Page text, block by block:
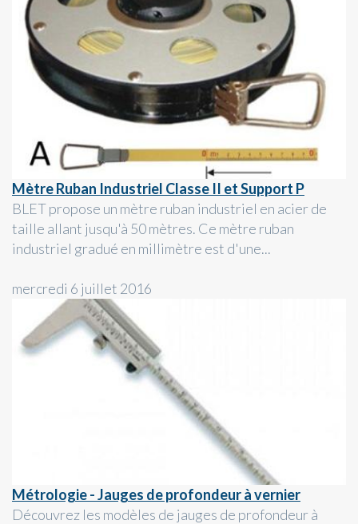
Mètre Ruban Industriel Classe II et Support P
BLET propose un mètre ruban industriel en acier de
taille allant jusqu'à 50 mètres. Ce mètre ruban
industriel gradué en millimètre est d'une...
mercredi 6 juillet 2016
Métrologie - Jauges de profondeur à vernier
Découvrez les modèles de jauges de profondeur à